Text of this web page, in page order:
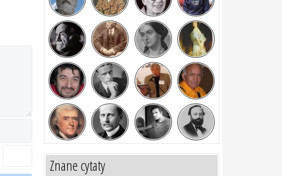
Znane cytaty